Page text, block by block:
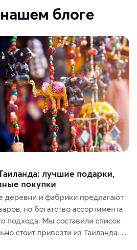
блоге
лучшие подарки,
покупки
деревни и фабрики предлагают
но богатство ассортимента
подхода. Мы составили список
стоит привезти из Таиланда.